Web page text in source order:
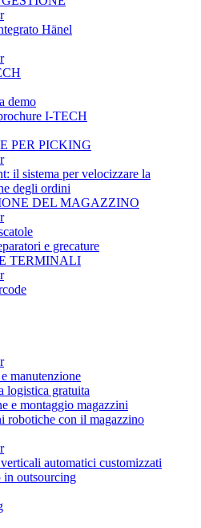
Hänel
demo
I-TECH
PER PICKING
il sistema per velocizzare la
degli ordini
DEL MAGAZZINO
e grecature
TERMINALI
manutenzione
logistica gratuita
e montaggio magazzini
robotiche con il magazzino
automatici customizzati
in outsourcing